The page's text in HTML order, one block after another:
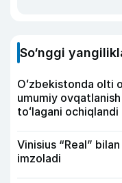
So‘nggi
Oʻzbekistonda olti
umumiy
toʻlagani ochiqlandi
Vinisius “Real”
imzoladi